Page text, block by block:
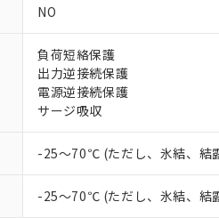
NO
負荷短絡保護
出力逆接続保護
電源逆接続保護
サージ吸収
-25～70℃ (ただし、氷結、結
-25～70℃ (ただし、氷結、結
以下の条件をお読
当社制御機
在庫状況お
い。
正式な納期
仕入先様の事情に
があります。
*EU RoHS指令（10物質
フタル酸ビス(2-エチル
ル（DBP） 1000ppm以
但し、RoHS指令で産業
フタル酸エステル類の
※1 中国
「○」：最大均質
「×」：最大均質
Pb(鉛) :1000ppm、 Hg(
DEHP(フタル酸ビス(2-
などの必要
当社は規制
ます。
当社は貴社
置等に一切